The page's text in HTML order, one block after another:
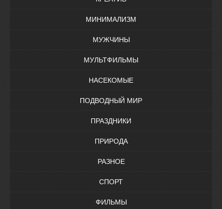
МИНИМАЛИЗМ
МУЖЧИНЫ
МУЛЬТФИЛЬМЫ
НАСЕКОМЫЕ
ПОДВОДНЫЙ МИР
ПРАЗДНИКИ
ПРИРОДА
РАЗНОЕ
СПОРТ
ФИЛЬМЫ